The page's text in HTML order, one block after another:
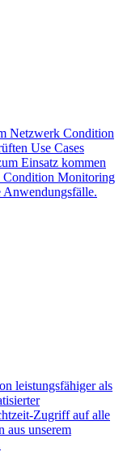
Netzwerk Condition
Use Cases
Einsatz kommen
Condition Monitoring
Anwendungsfälle.
leistungsfähiger als
Zugriff auf alle
aus unserem